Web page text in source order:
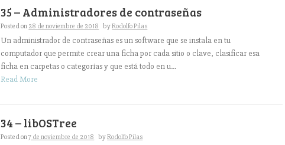
35 – Administradores de contraseñas
Posted on 28 de noviembre de 2018 byRodolfo Pilas
Un administrador de contraseñas es un software que se instala en tu
computador que permite crear una ficha por cada sitio o clave, clasificar esa
ficha en carpetas o categorías y que está todo en u...
Read More
34 – libOSTree
Posted on7 de noviembre de 2018 byRodolfo Pilas